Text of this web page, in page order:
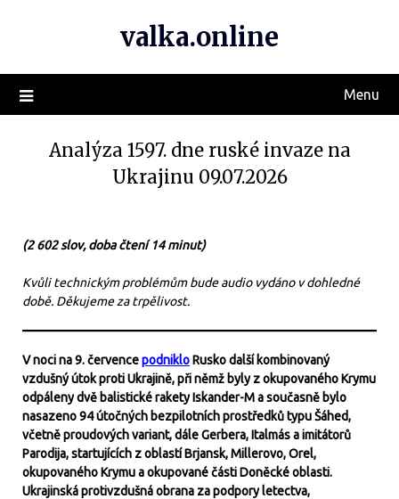
valka.online
Menu
Analýza 1597. dne ruské invaze na
Ukrajinu 09.07.2026
(2 602 slov, doba čtení 14 minut)
Kvůli technickým problémům bude audio vydáno v dohledné
době. Děkujeme za trpělivost.
V noci na 9. červencepodnikloRusko další kombinovaný
vzdušný útok proti Ukrajině, při němž byly z okupovaného Krymu
odpáleny dvě balistické rakety Iskander-M a současně bylo
nasazeno 94 útočných bezpilotních prostředků typu Šáhed,
včetně proudových variant, dále Gerbera, Italmás a imitátorů
Parodija, startujících z oblastí Brjansk, Millerovo, Orel,
okupovaného Krymu a okupované části Doněcké oblasti.
Ukrajinská protivzdušná obrana za podpory letectva,